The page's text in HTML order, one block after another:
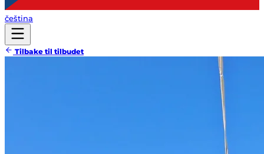
čeština
Tilbake til tilbudet